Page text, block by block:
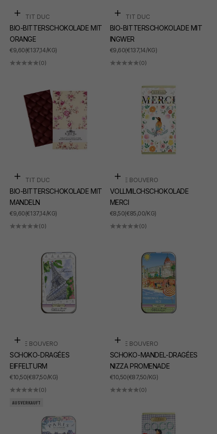
In den Warenkorb
LE PETIT DUC
BIO-BITTERSCHOKOLADE MIT
ORANGE
ANGEBOT
€9,60(€137,14/KG)
(0)
In den Warenkorb
LE PETIT DUC
BIO-BITTERSCHOKOLADE MIT
INGWER
ANGEBOT
€9,60(€137,14/KG)
(0)
In den Warenkorb
LE PETIT DUC
BIO-BITTERSCHOKOLADE MIT
MANDELN
ANGEBOT
€9,60(€137,14/KG)
(0)
In den Warenkorb
MARIE BOUVERO
VOLLMILCHSCHOKOLADE
MERCI
ANGEBOT
€8,50(€85,00/KG)
(0)
In den Warenkorb
MARIE BOUVERO
SCHOKO-DRAGÉES
EIFFELTURM
ANGEBOT
€10,50(€87,50/KG)
(0)
In den Warenkorb
MARIE BOUVERO
SCHOKO-MANDEL-DRAGÉES
NIZZA PROMENADE
ANGEBOT
€10,50(€87,50/KG)
(0)
AUSVERKAUFT